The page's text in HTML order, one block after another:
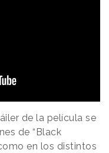
de la película se
de “Black
en los distintos